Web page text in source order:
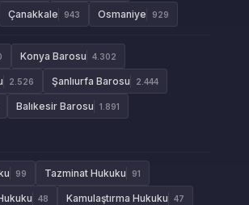
Çanakkale 943 Osmaniye 929
Konya Barosu 4.302
2.526 Şanlıurfa Barosu 2.444
Balıkesir Barosu 1.891
99 Tazminat Hukuku 91
48 Kamulaştırma Hukuku 47